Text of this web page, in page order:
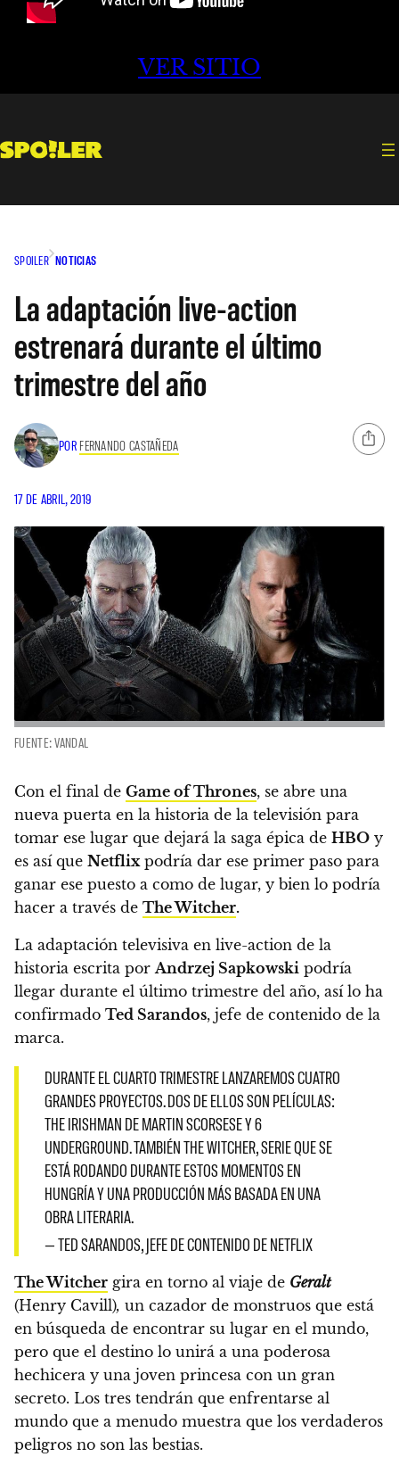
VER SITIO
SPOILER NOTICIAS
La adaptación live-action
estrenará durante el último
trimestre del año
POR FERNANDO CASTAÑEDA
17 DE ABRIL, 2019
FUENTE: VANDAL
Con el final de Game of Thrones, se abre una
nueva puerta en la historia de la televisión para
tomar ese lugar que dejará la saga épica de HBO y
es así que Netflix podría dar ese primer paso para
ganar ese puesto a como de lugar, y bien lo podría
hacer a través de The Witcher.
La adaptación televisiva en live-action de la
historia escrita por Andrzej Sapkowski podría
llegar durante el último trimestre del año, así lo ha
confirmado Ted Sarandos, jefe de contenido de la
marca.
DURANTE EL CUARTO TRIMESTRE LANZAREMOS CUATRO
GRANDES PROYECTOS. DOS DE ELLOS SON PELÍCULAS:
THE IRISHMAN DE MARTIN SCORSESE Y 6
UNDERGROUND. TAMBIÉN THE WITCHER, SERIE QUE SE
ESTÁ RODANDO DURANTE ESTOS MOMENTOS EN
HUNGRÍA Y UNA PRODUCCIÓN MÁS BASADA EN UNA
OBRA LITERARIA.
— TED SARANDOS, JEFE DE CONTENIDO DE NETFLIX
The Witcher gira en torno al viaje de Geralt
(Henry Cavill), un cazador de monstruos que está
en búsqueda de encontrar su lugar en el mundo,
pero que el destino lo unirá a una poderosa
hechicera y una joven princesa con un gran
secreto. Los tres tendrán que enfrentarse al
mundo que a menudo muestra que los verdaderos
peligros no son las bestias.